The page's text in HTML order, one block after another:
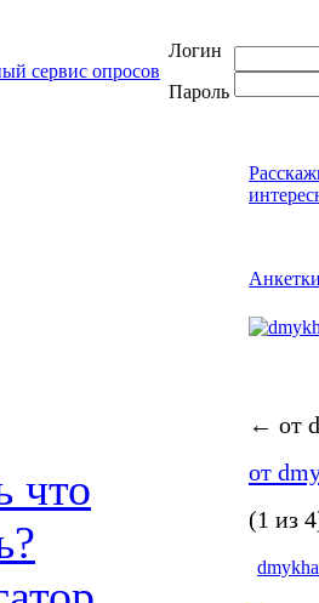
Логин
Пароль
← от
от
(1 из